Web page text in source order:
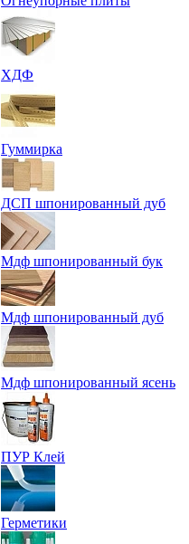
ХДФ
Гуммирка
ДСП шпонированный дуб
Мдф шпонированный бук
Мдф шпонированный дуб
Мдф шпонированный ясень
ПУР Клей
Герметики